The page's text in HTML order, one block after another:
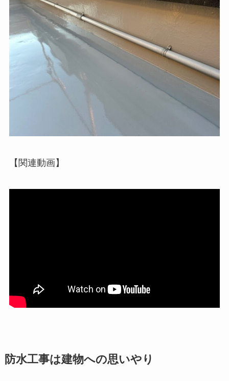
【関連動画】
防水工事は建物への思いやり